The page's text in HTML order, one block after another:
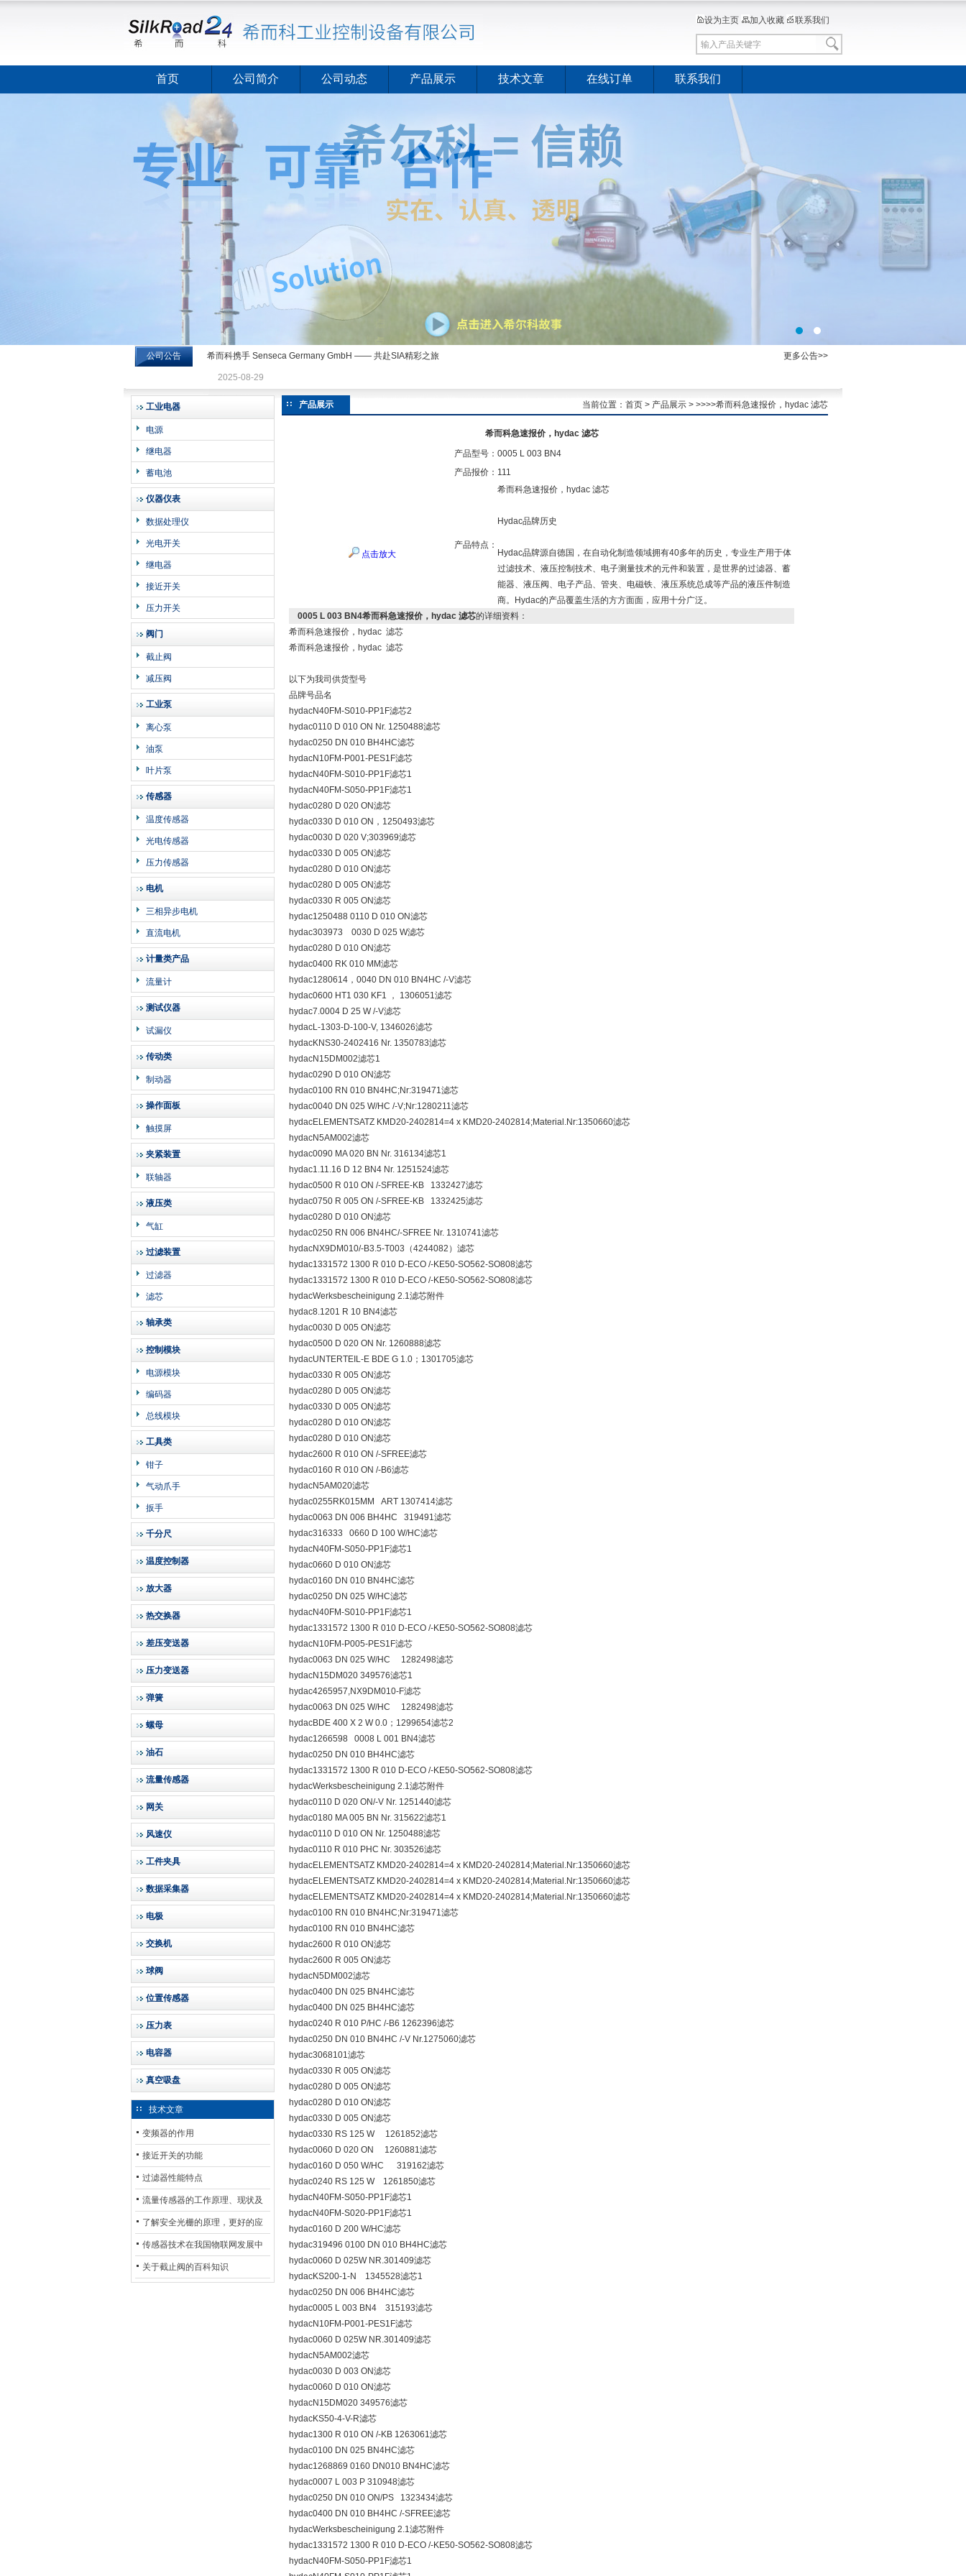
希而科工业控制设备有限公司
设为主页 加入收藏 联系我们
首页 公司简介 公司动态 产品展示 技术文章 在线订单 联系我们
公司公告 希而科携手 Senseca Germany GmbH —— 共赴SIA精彩之旅
2025-08-29
更多公告>>
工业电器
电源
继电器
蓄电池
仪器仪表
数据处理仪
光电开关
继电器
接近开关
压力开关
阀门
截止阀
减压阀
工业泵
离心泵
油泵
叶片泵
传感器
温度传感器
光电传感器
压力传感器
电机
三相异步电机
直流电机
计量类产品
流量计
测试仪器
试漏仪
传动类
制动器
操作面板
触摸屏
夹紧装置
联轴器
液压类
气缸
过滤装置
过滤器
滤芯
轴承类
控制模块
电源模块
编码器
总线模块
工具类
钳子
气动爪手
扳手
千分尺
温度控制器
放大器
热交换器
差压变送器
压力变送器
弹簧
螺母
油石
流量传感器
网关
风速仪
工件夹具
数据采集器
电极
交换机
球阀
位置传感器
压力表
电容器
真空吸盘
技术文章
变频器的作用
接近开关的功能
过滤器性能特点
流量传感器的工作原理、现状及
其发展前景
了解安全光栅的原理，更好的应
用安全光栅
传感器技术在我国物联网发展中
的地位*
关于截止阀的百科知识
产品展示 当前位置： 首页 > 产品展示 > >>>>希而科急速报价，hydac 滤芯
希而科急速报价，hydac 滤芯
点击放大
产品型号： 0005 L 003 BN4
产品报价： 111
产品特点：
希而科急速报价，hydac 滤芯
Hydac品牌历史
Hydac品牌源自德国，在自动化制造领域拥有40多年的历史，专业生产用于体
过滤技术、液压控制技术、电子测量技术的元件和装置，是世界的过滤器、蓄
能器、液压阀、电子产品、管夹、电磁铁、液压系统总成等产品的液压件制造
商。Hydac的产品覆盖生活的方方面面，应用十分广泛。
0005 L 003 BN4希而科急速报价，hydac 滤芯的详细资料：
希而科急速报价，hydac 滤芯
希而科急速报价，hydac 滤芯
以下为我司供货型号
品牌号品名
hydacN40FM-S010-PP1F滤芯2
hydac0110 D 010 ON Nr. 1250488滤芯
hydac0250 DN 010 BH4HC滤芯
hydacN10FM-P001-PES1F滤芯
hydacN40FM-S010-PP1F滤芯1
hydacN40FM-S050-PP1F滤芯1
hydac0280 D 020 ON滤芯
hydac0330 D 010 ON，1250493滤芯
hydac0030 D 020 V;303969滤芯
hydac0330 D 005 ON滤芯
hydac0280 D 010 ON滤芯
hydac0280 D 005 ON滤芯
hydac0330 R 005 ON滤芯
hydac1250488 0110 D 010 ON滤芯
hydac303973 0030 D 025 W滤芯
hydac0280 D 010 ON滤芯
hydac0400 RK 010 MM滤芯
hydac1280614，0040 DN 010 BN4HC /-V滤芯
hydac0600 HT1 030 KF1 ， 1306051滤芯
hydac7.0004 D 25 W /-V滤芯
hydacL-1303-D-100-V, 1346026滤芯
hydacKNS30-2402416 Nr. 1350783滤芯
hydacN15DM002滤芯1
hydac0290 D 010 ON滤芯
hydac0100 RN 010 BN4HC;Nr:319471滤芯
hydac0040 DN 025 W/HC /-V;Nr:1280211滤芯
hydacELEMENTSATZ KMD20-2402814=4 x KMD20-2402814;Material.Nr:1350660滤芯
hydacN5AM002滤芯
hydac0090 MA 020 BN Nr. 316134滤芯1
hydac1.11.16 D 12 BN4 Nr. 1251524滤芯
hydac0500 R 010 ON /-SFREE-KB 1332427滤芯
hydac0750 R 005 ON /-SFREE-KB 1332425滤芯
hydac0280 D 010 ON滤芯
hydac0250 RN 006 BN4HC/-SFREE Nr. 1310741滤芯
hydacNX9DM010/-B3.5-T003（4244082）滤芯
hydac1331572 1300 R 010 D-ECO /-KE50-SO562-SO808滤芯
hydac1331572 1300 R 010 D-ECO /-KE50-SO562-SO808滤芯
hydacWerksbescheinigung 2.1滤芯附件
hydac8.1201 R 10 BN4滤芯
hydac0030 D 005 ON滤芯
hydac0500 D 020 ON Nr. 1260888滤芯
hydacUNTERTEIL-E BDE G 1.0；1301705滤芯
hydac0330 R 005 ON滤芯
hydac0280 D 005 ON滤芯
hydac0330 D 005 ON滤芯
hydac0280 D 010 ON滤芯
hydac0280 D 010 ON滤芯
hydac2600 R 010 ON /-SFREE滤芯
hydac0160 R 010 ON /-B6滤芯
hydacN5AM020滤芯
hydac0255RK015MM ART 1307414滤芯
hydac0063 DN 006 BH4HC 319491滤芯
hydac316333 0660 D 100 W/HC滤芯
hydacN40FM-S050-PP1F滤芯1
hydac0660 D 010 ON滤芯
hydac0160 DN 010 BN4HC滤芯
hydac0250 DN 025 W/HC滤芯
hydacN40FM-S010-PP1F滤芯1
hydac1331572 1300 R 010 D-ECO /-KE50-SO562-SO808滤芯
hydacN10FM-P005-PES1F滤芯
hydac0063 DN 025 W/HC 1282498滤芯
hydacN15DM020 349576滤芯1
hydac4265957,NX9DM010-F滤芯
hydac0063 DN 025 W/HC 1282498滤芯
hydacBDE 400 X 2 W 0.0；1299654滤芯2
hydac1266598 0008 L 001 BN4滤芯
hydac0250 DN 010 BH4HC滤芯
hydac1331572 1300 R 010 D-ECO /-KE50-SO562-SO808滤芯
hydacWerksbescheinigung 2.1滤芯附件
hydac0110 D 020 ON/-V Nr. 1251440滤芯
hydac0180 MA 005 BN Nr. 315622滤芯1
hydac0110 D 010 ON Nr. 1250488滤芯
hydac0110 R 010 PHC Nr. 303526滤芯
hydacELEMENTSATZ KMD20-2402814=4 x KMD20-2402814;Material.Nr:1350660滤芯
hydacELEMENTSATZ KMD20-2402814=4 x KMD20-2402814;Material.Nr:1350660滤芯
hydacELEMENTSATZ KMD20-2402814=4 x KMD20-2402814;Material.Nr:1350660滤芯
hydac0100 RN 010 BN4HC;Nr:319471滤芯
hydac0100 RN 010 BN4HC滤芯
hydac2600 R 010 ON滤芯
hydac2600 R 005 ON滤芯
hydacN5DM002滤芯
hydac0400 DN 025 BN4HC滤芯
hydac0400 DN 025 BH4HC滤芯
hydac0240 R 010 P/HC /-B6 1262396滤芯
hydac0250 DN 010 BN4HC /-V Nr.1275060滤芯
hydac3068101滤芯
hydac0330 R 005 ON滤芯
hydac0280 D 005 ON滤芯
hydac0280 D 010 ON滤芯
hydac0330 D 005 ON滤芯
hydac0330 RS 125 W 1261852滤芯
hydac0060 D 020 ON 1260881滤芯
hydac0160 D 050 W/HC 319162滤芯
hydac0240 RS 125 W 1261850滤芯
hydacN40FM-S050-PP1F滤芯1
hydacN40FM-S020-PP1F滤芯1
hydac0160 D 200 W/HC滤芯
hydac319496 0100 DN 010 BH4HC滤芯
hydac0060 D 025W NR.301409滤芯
hydacKS200-1-N 1345528滤芯1
hydac0250 DN 006 BH4HC滤芯
hydac0005 L 003 BN4 315193滤芯
hydacN10FM-P001-PES1F滤芯
hydac0060 D 025W NR.301409滤芯
hydacN5AM002滤芯
hydac0030 D 003 ON滤芯
hydac0060 D 010 ON滤芯
hydacN15DM020 349576滤芯
hydacKS50-4-V-R滤芯
hydac1300 R 010 ON /-KB 1263061滤芯
hydac0100 DN 025 BN4HC滤芯
hydac1268869 0160 DN010 BN4HC滤芯
hydac0007 L 003 P 310948滤芯
hydac0250 DN 010 ON/PS 1323434滤芯
hydac0400 DN 010 BH4HC /-SFREE滤芯
hydacWerksbescheinigung 2.1滤芯附件
hydac1331572 1300 R 010 D-ECO /-KE50-SO562-SO808滤芯
hydacN40FM-S050-PP1F滤芯1